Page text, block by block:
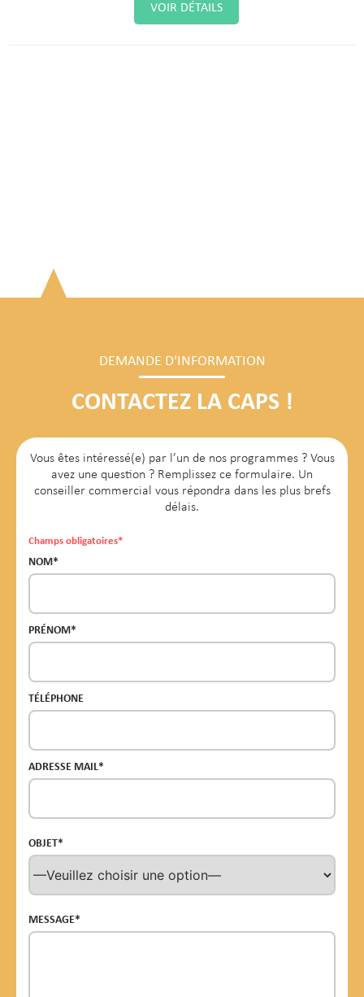
VOIR DÉTAILS
DEMANDE D'INFORMATION
CONTACTEZ LA CAPS !
Vous êtes intéressé(e) par l’un de nos programmes ? Vous
avez une question ? Remplissez ce formulaire. Un
conseiller commercial vous répondra dans les plus brefs
délais.
Champs obligatoires*
NOM*
PRÉNOM*
TÉLÉPHONE
ADRESSE MAIL*
OBJET*
MESSAGE*